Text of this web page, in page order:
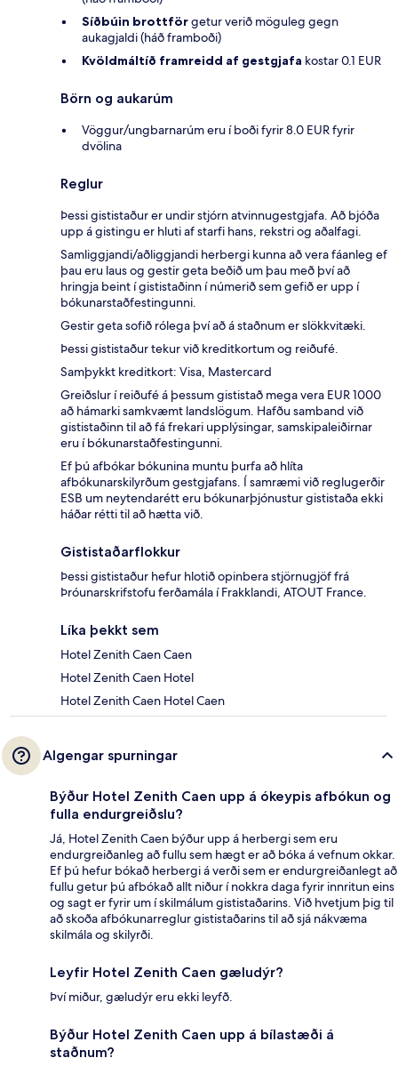
Síðbúin brottförgetur verið möguleg gegn
aukagjaldi (háð framboði)
Kvöldmáltíð framreidd af gestgjafa kostar 0.1 EUR
Börn og aukarúm
Vöggur/ungbarnarúm eru í boði fyrir 8.0 EUR fyrir
dvölina
Reglur
Þessi gististaður er undir stjórn atvinnugestgjafa. Að bjóða
upp á gistingu er hluti af starfi hans, rekstri og aðalfagi.
Samliggjandi/aðliggjandi herbergi kunna að vera fáanleg ef
þau eru laus og gestir geta beðið um þau með því að
hringja beint í gististaðinn í númerið sem gefið er upp í
bókunarstaðfestingunni.
Gestir geta sofið rólega því að á staðnum er slökkvitæki.
Þessi gististaður tekur við kreditkortum og reiðufé.
Samþykkt kreditkort: Visa, Mastercard
Greiðslur í reiðufé á þessum gististað mega vera EUR 1000
að hámarki samkvæmt landslögum. Hafðu samband við
gististaðinn til að fá frekari upplýsingar, samskipaleiðirnar
eru í bókunarstaðfestingunni.
Ef þú afbókar bókunina muntu þurfa að hlíta
afbókunarskilyrðum gestgjafans. Í samræmi við reglugerðir
ESB um neytendarétt eru bókunarþjónustur gististaða ekki
háðar rétti til að hætta við.
Gististaðarflokkur
Þessi gististaður hefur hlotið opinbera stjörnugjöf frá
Þróunarskrifstofu ferðamála í Frakklandi, ATOUT France.
Líka þekkt sem
Hotel Zenith Caen Caen
Hotel Zenith Caen Hotel
Hotel Zenith Caen Hotel Caen
Algengar spurningar
Býður Hotel Zenith Caen upp á ókeypis afbókun og
fulla endurgreiðslu?
Já, Hotel Zenith Caen býður upp á herbergi sem eru
endurgreiðanleg að fullu sem hægt er að bóka á vefnum okkar.
Ef þú hefur bókað herbergi á verði sem er endurgreiðanlegt að
fullu getur þú afbókað allt niður í nokkra daga fyrir innritun eins
og sagt er fyrir um í skilmálum gististaðarins. Við hvetjum þig til
að skoða afbókunarreglur gististaðarins til að sjá nákvæma
skilmála og skilyrði.
Leyfir Hotel Zenith Caen gæludýr?
Því miður, gæludýr eru ekki leyfð.
Býður Hotel Zenith Caen upp á bílastæði á
staðnum?